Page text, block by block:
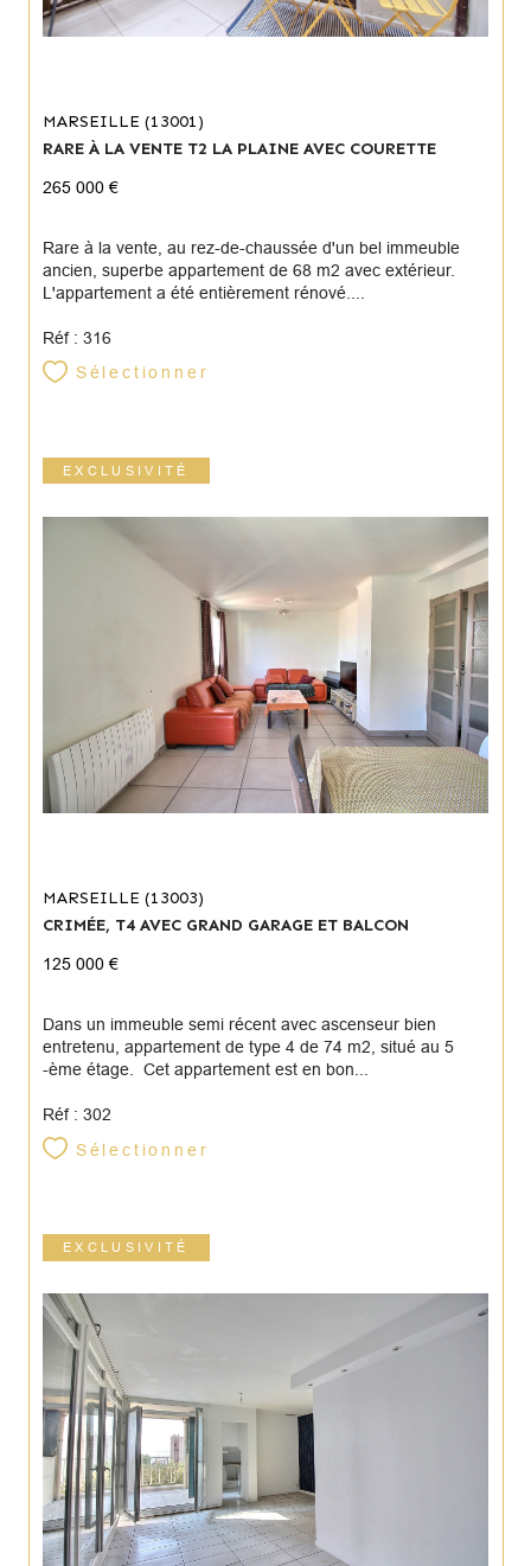
MARSEILLE (13001)
RARE À LA VENTE T2 LA PLAINE AVEC COURETTE
265 000 €
Rare à la vente, au rez-de-chaussée d'un bel immeuble
ancien, superbe appartement de 68 m2 avec extérieur.
L'appartement a été entièrement rénové....
Réf : 316
Sélectionner
EXCLUSIVITÉ
MARSEILLE (13003)
CRIMÉE, T4 AVEC GRAND GARAGE ET BALCON
125 000 €
Dans un immeuble semi récent avec ascenseur bien
entretenu, appartement de type 4 de 74 m2, situé au 5
-ème étage. Cet appartement est en bon...
Réf : 302
Sélectionner
EXCLUSIVITÉ